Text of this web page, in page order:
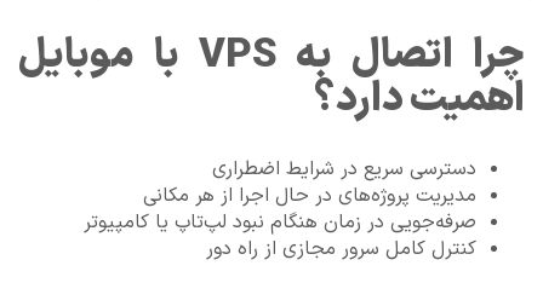
چرا اتصال به VPS با موبایل
اهمیت دارد؟
دسترسی سریع در شرایط اضطراری
مدیریت پروژه‌های در حال اجرا از هر مکانی
صرفه‌جویی در زمان هنگام نبود لپ‌تاپ یا کامپیوتر
کنترل کامل سرور مجازی از راه دور